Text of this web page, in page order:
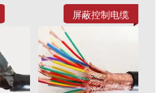
屏蔽控制电缆